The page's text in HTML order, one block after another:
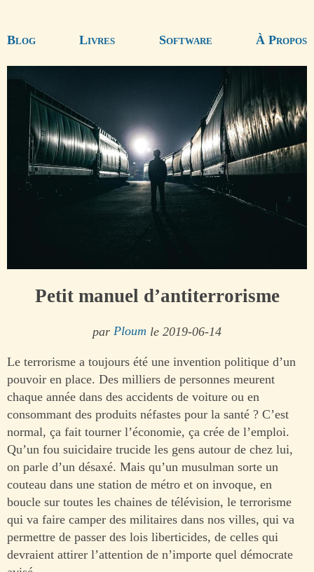
Blog Livres Software À Propos
Petit manuel d’antiterrorisme
par Ploum le 2019-06-14
Le terrorisme a toujours été une invention politique d’un
pouvoir en place. Des milliers de personnes meurent
chaque année dans des accidents de voiture ou en
consommant des produits néfastes pour la santé ? C’est
normal, ça fait tourner l’économie, ça crée de l’emploi.
Qu’un fou suicidaire trucide les gens autour de chez lui,
on parle d’un désaxé. Mais qu’un musulman sorte un
couteau dans une station de métro et on invoque, en
boucle sur toutes les chaines de télévision, le terrorisme
qui va faire camper des militaires dans nos villes, qui va
permettre de passer des lois liberticides, de celles qui
devraient attirer l’attention de n’importe quel démocrate